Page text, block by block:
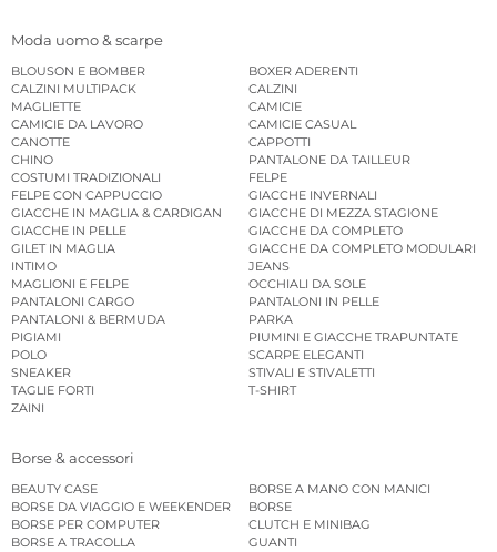
Moda uomo & scarpe
BLOUSON E BOMBER
BOXER ADERENTI
CALZINI MULTIPACK
CALZINI
MAGLIETTE
CAMICIE
CAMICIE DA LAVORO
CAMICIE CASUAL
CANOTTE
CAPPOTTI
CHINO
PANTALONE DA TAILLEUR
COSTUMI TRADIZIONALI
FELPE
FELPE CON CAPPUCCIO
GIACCHE INVERNALI
GIACCHE IN MAGLIA & CARDIGAN
GIACCHE DI MEZZA STAGIONE
GIACCHE IN PELLE
GIACCHE DA COMPLETO
GILET IN MAGLIA
GIACCHE DA COMPLETO MODULARI
INTIMO
JEANS
MAGLIONI E FELPE
OCCHIALI DA SOLE
PANTALONI CARGO
PANTALONI IN PELLE
PANTALONI & BERMUDA
PARKA
PIGIAMI
PIUMINI E GIACCHE TRAPUNTATE
POLO
SCARPE ELEGANTI
SNEAKER
STIVALI E STIVALETTI
TAGLIE FORTI
T-SHIRT
ZAINI
Borse & accessori
BEAUTY CASE
BORSE A MANO CON MANICI
BORSE DA VIAGGIO E WEEKENDER
BORSE
BORSE PER COMPUTER
CLUTCH E MINIBAG
BORSE A TRACOLLA
GUANTI